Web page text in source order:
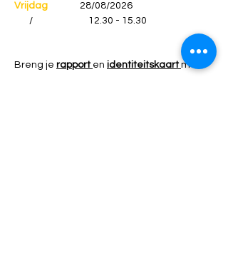
Vrijdag 28/08/2026
/
12.30 - 15.30
Breng je rapport en identiteitskaartmee.